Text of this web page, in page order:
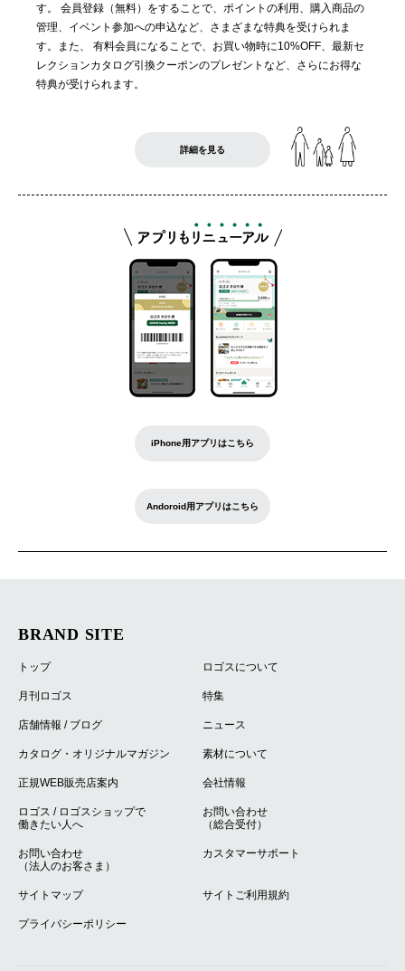
す。 会員登録（無料）をすることで、ポイントの利用、購入商品の
管理、イベント参加への申込など、さまざまな特典を受けられま
す。また、 有料会員になることで、お買い物時に10%OFF、最新セ
レクションカタログ引換クーポンのプレゼントなど、さらにお得な
特典が受けられます。
詳細を見る
iPhone用アプリはこちら
Andoroid用アプリはこちら
BRAND SITE
トップ ロゴスについて
月刊ロゴス 特集
店舗情報 / ブログ ニュース
カタログ・オリジナルマガジン 素材について
正規WEB販売店案内 会社情報
ロゴス / ロゴスショップで
働きたい人へ
お問い合わせ
（総合受付）
お問い合わせ
（法人のお客さま）
カスタマーサポート
サイトマップ サイトご利用規約
プライバシーポリシー